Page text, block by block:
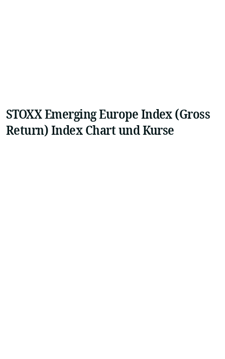
STOXX Emerging Europe Index (Gross
Return) Index Chart und Kurse